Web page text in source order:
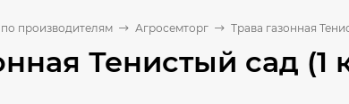
производителям Агросемторг Трава газонная
Тенистый сад (1